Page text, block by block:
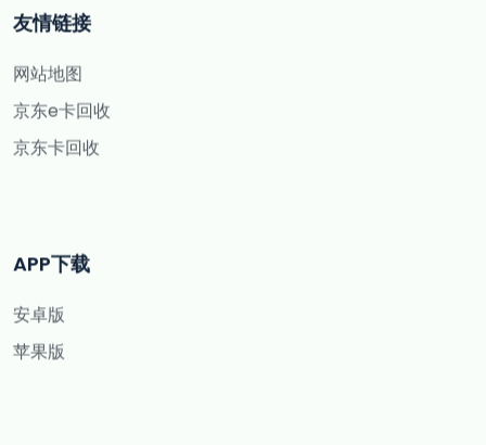
友情链接
网站地图
京东e卡回收
京东卡回收
APP下载
安卓版
苹果版